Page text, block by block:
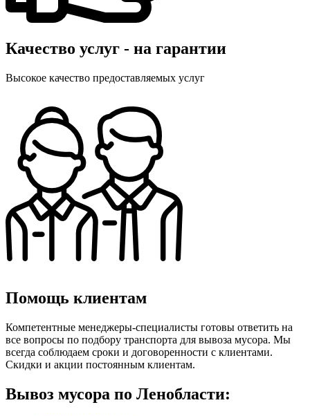
Качество услуг - на гарантии
Высокое качество предоставляемых услуг
Помощь клиентам
Компетентные менеджеры-специалисты готовы ответить на
все вопросы по подбору транспорта для вывоза мусора. Мы
всегда соблюдаем сроки и договоренности с клиентами.
Скидки и акции постоянным клиентам.
Вывоз мусора по Ленобласти: